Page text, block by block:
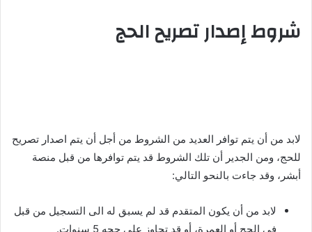
شروط إصدار تصريح الحج
لابد من أن يتم توافر العديد من الشروط من أجل أن يتم اصدار تصريح
للحج، ومن الجدير أن تلك الشروط قد يتم توافرها من قبل منصة
أبشر، وقد جاءت بالنحو التالي:
لابد من أن يكون المتقدم قد لم يسبق له الى التسجيل من قبل
في الحج أو العمرة، أو قد تجاوز على حجه 5 سنوات.